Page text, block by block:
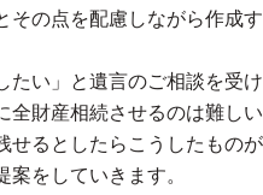
その点を配慮しながら作成す
たい」と遺言のご相談を受け
全財産相続させるのは難しい
せるとしたらこうしたものが
をしていきます。